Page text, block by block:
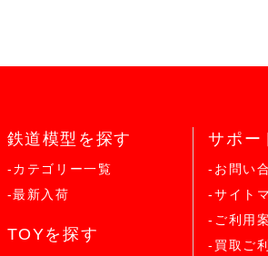
鉄道模型を探す
-カテゴリー一覧
-最新入荷
TOYを探す
サポー
-お問い
-サイト
-ご利用
-買取ご